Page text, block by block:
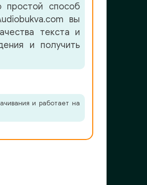
способ
вы
текста и
и получить
и работает на